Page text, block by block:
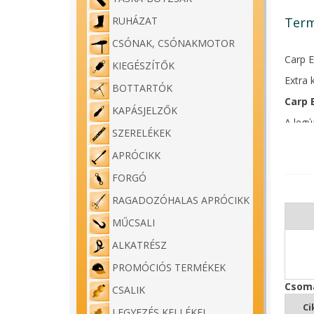
RUHÁZAT
CSÓNAK, CSÓNAKMOTOR
KIEGÉSZÍTŐK
BOTTARTÓK
KAPÁSJELZŐK
SZERELÉKEK
APRÓCIKK
FORGÓ
RAGADOZÓHALAS APRÓCIKK
MŰCSALI
ALKATRÉSZ
PROMÓCIÓS TERMÉKEK
CSALIK
Carp
Extra
Carp
A
A
-
-
-
-
-